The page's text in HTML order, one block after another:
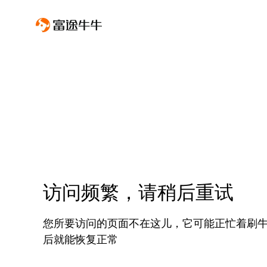
访问频繁，请稍后重试
您所要访问的页面不在这儿，它可能正忙着刷
后就能恢复正常